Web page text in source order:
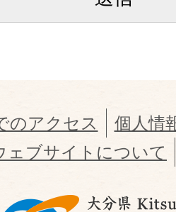
のアクセス
個人情
ェブサイトについて